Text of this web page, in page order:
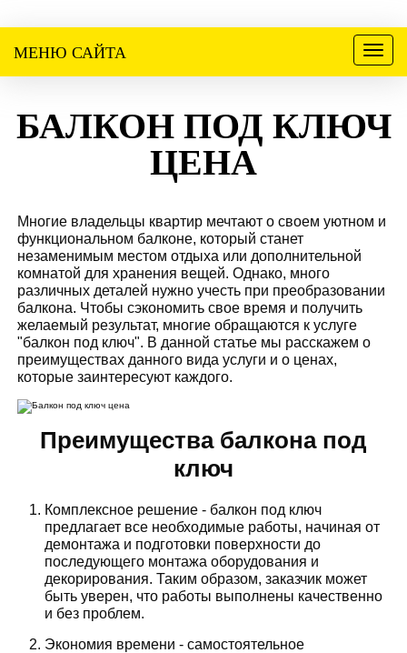
Меню
МЕНЮ САЙТА
БАЛКОН ПОД КЛЮЧ
ЦЕНА
Многие владельцы квартир мечтают о своем уютном и
функциональном балконе, который станет
незаменимым местом отдыха или дополнительной
комнатой для хранения вещей. Однако, много
различных деталей нужно учесть при преобразовании
балкона. Чтобы сэкономить свое время и получить
желаемый результат, многие обращаются к услуге
"балкон под ключ". В данной статье мы расскажем о
преимуществах данного вида услуги и о ценах,
которые заинтересуют каждого.
Преимущества балкона под
ключ
Комплексное решение - балкон под ключ
предлагает все необходимые работы, начиная от
демонтажа и подготовки поверхности до
последующего монтажа оборудования и
декорирования. Таким образом, заказчик может
быть уверен, что работы выполнены качественно
и без проблем.
Экономия времени - самостоятельное